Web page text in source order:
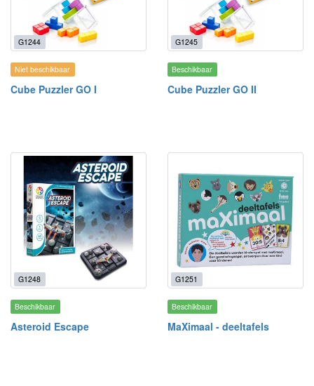
G1244
Niet beschikbaar
Cube Puzzler GO I
G1245
Beschikbaar
Cube Puzzler GO II
G1248
Beschikbaar
Asteroid Escape
G1251
Beschikbaar
MaXimaal - deeltafels